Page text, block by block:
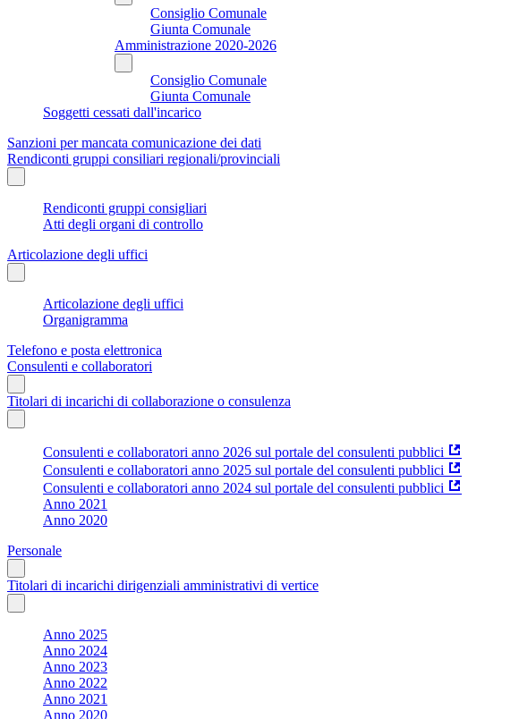
Consiglio Comunale
Giunta Comunale
Amministrazione 2020-2026
Consiglio Comunale
Giunta Comunale
Soggetti cessati dall'incarico
Sanzioni per mancata comunicazione dei dati
Rendiconti gruppi consiliari regionali/provinciali
Rendiconti gruppi consigliari
Atti degli organi di controllo
Articolazione degli uffici
Articolazione degli uffici
Organigramma
Telefono e posta elettronica
Consulenti e collaboratori
Titolari di incarichi di collaborazione o consulenza
Consulenti e collaboratori anno 2026 sul portale del consulenti pubblici
Consulenti e collaboratori anno 2025 sul portale del consulenti pubblici
Consulenti e collaboratori anno 2024 sul portale del consulenti pubblici
Anno 2021
Anno 2020
Personale
Titolari di incarichi dirigenziali amministrativi di vertice
Anno 2025
Anno 2024
Anno 2023
Anno 2022
Anno 2021
Anno 2020